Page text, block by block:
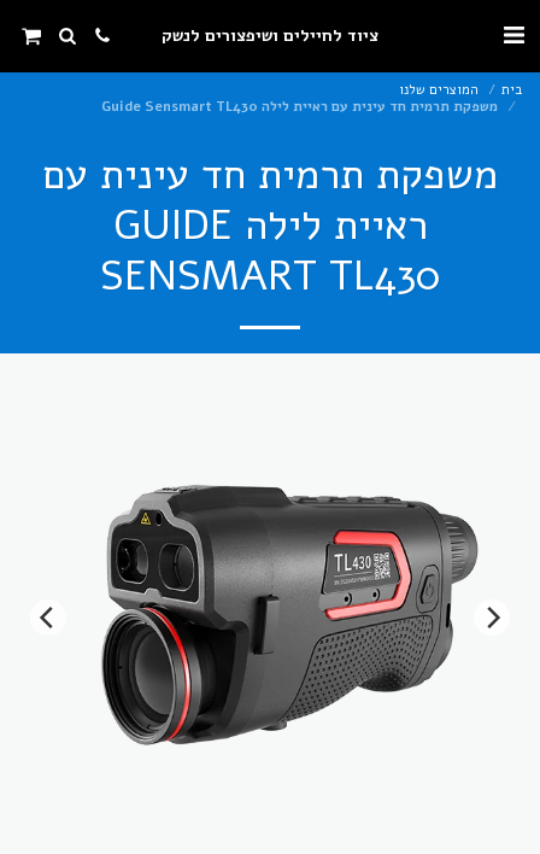
ציוד לחיילים ושיפצורים לנשק
בית
המוצרים שלנו
משפקת תרמית חד עינית עם ראיית לילה Guide Sensmart TL430
משפקת תרמית חד עינית עם
ראיית לילה GUIDE
SENSMART TL430